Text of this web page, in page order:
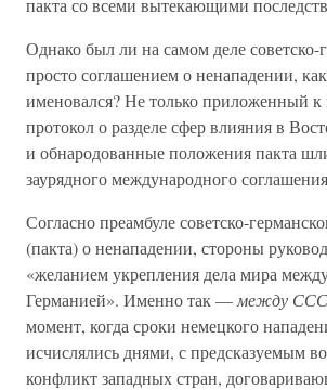
пакта со всеми вытекающими
Однако был ли на самом деле советско-
просто соглашением о ненападении,
именовался? Не только приложенный
протокол о разделе сфер влияния в
и обнародованные положения пакта
заурядного международного
Согласно преамбуле советско-
(пакта) о ненападении, стороны
«желанием укрепления дела мира
Германией». Именно так — между
момент, когда сроки немецкого
исчислялись днями, с предсказуемым
конфликт западных стран,